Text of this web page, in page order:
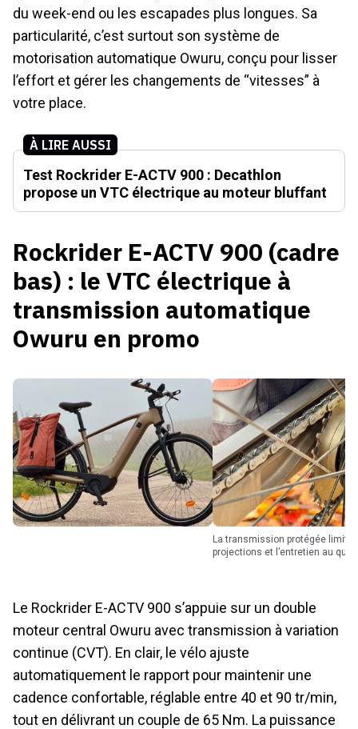
du week-end ou les escapades plus longues. Sa
particularité, c’est surtout son système de
motorisation automatique Owuru, conçu pour lisser
l’effort et gérer les changements de “vitesses” à
votre place.
À LIRE AUSSI
Test Rockrider E-ACTV 900 : Decathlon
propose un VTC électrique au moteur bluffant
Rockrider E-ACTV 900 (cadre
bas) : le VTC électrique à
transmission automatique
Owuru en promo
La transmission protégée limite les
projections et l’entretien au
Le Rockrider E-ACTV 900 s’appuie sur un double
moteur central Owuru avec transmission à variation
continue (CVT). En clair, le vélo ajuste
automatiquement le rapport pour maintenir une
cadence confortable, réglable entre 40 et 90 tr/min,
tout en délivrant un couple de 65 Nm. La puissance